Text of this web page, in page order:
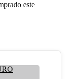
este